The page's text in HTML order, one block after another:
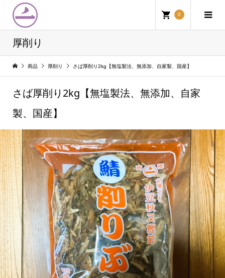
0
厚削り
商品 厚削り さば厚削り2kg【無塩製法、無添加、自家製、国産】
さば厚削り2kg【無塩製法、無添加、自家
製、国産】